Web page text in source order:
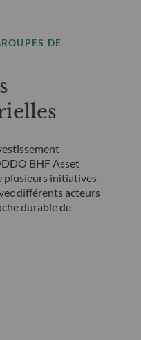
DE
BHF Asset
plusieurs initiatives
différents acteurs
durable de